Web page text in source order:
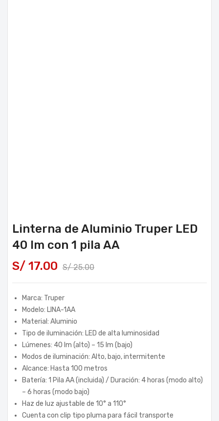
Linterna de Aluminio Truper LED
40 lm con 1 pila AA
S/25.00
S/ 17.00
Marca: Truper
Modelo: LINA-1AA
Material: Aluminio
Tipo de iluminación: LED de alta luminosidad
Lúmenes: 40 lm (alto) – 15 lm (bajo)
Modos de iluminación: Alto, bajo, intermitente
Alcance: Hasta 100 metros
Batería: 1 Pila AA (incluida) / Duración: 4 horas (modo alto)
– 6 horas (modo bajo)
Haz de luz ajustable de 10° a 110°
Cuenta con clip tipo pluma para fácil transporte